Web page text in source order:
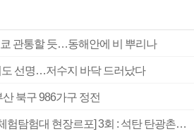
관통할 듯…동해안에 비 뿌리나
도 선명…저수지 바닥 드러났다
북구 986가구 정전
[2026 부산청소년극지체험탐험대 현장르포] 3회 : 석탄 탄광촌에서 북극 연구의 중심지로